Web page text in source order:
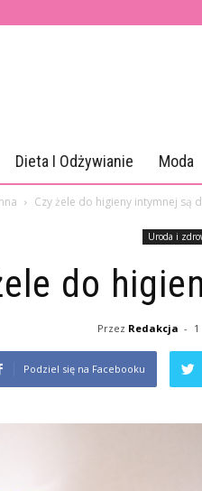
Dieta I Odżywianie Moda
Czy żele do higieny intymnej są
Uroda i
do
Przez Redakcja -
Podziel się na Facebooku